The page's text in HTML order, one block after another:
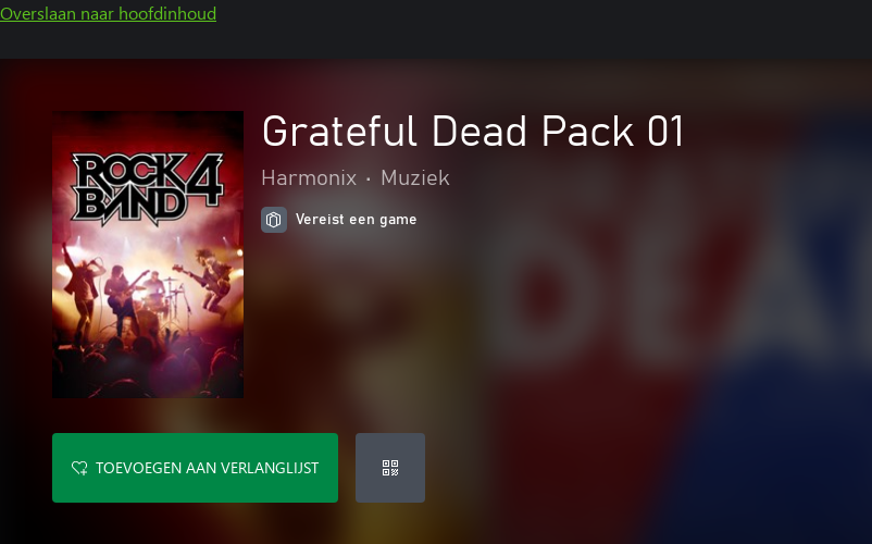
Overslaan naar hoofdinhoud
Grateful Dead Pack 01
Harmonix • Muziek
Vereist een game
TOEVOEGEN AAN VERLANGLIJST